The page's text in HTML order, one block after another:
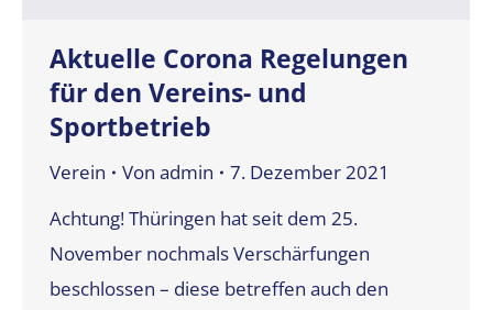
Aktuelle Corona Regelungen
für den Vereins- und
Sportbetrieb
Verein Von admin
7. Dezember 2021
Achtung! Thüringen hat seit dem 25.
November nochmals Verschärfungen
beschlossen – diese betreffen auch den